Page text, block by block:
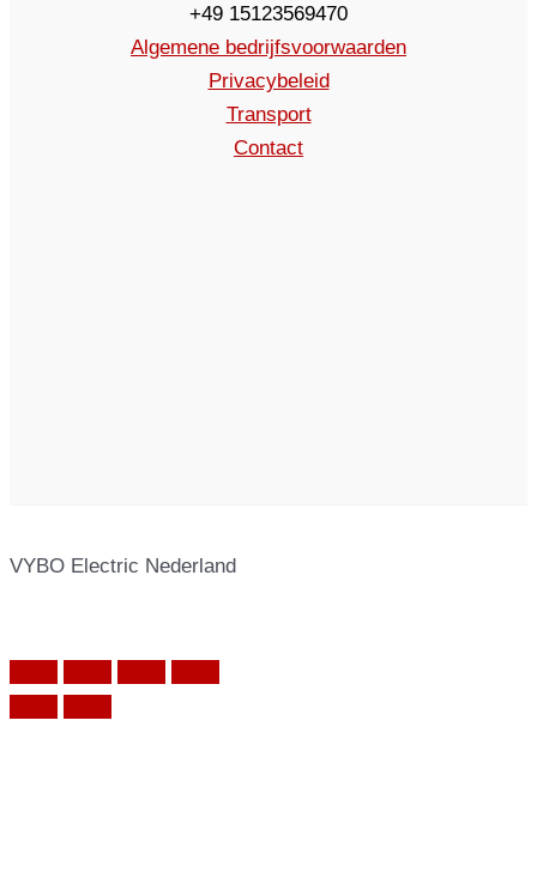
+49 15123569470
Algemene bedrijfsvoorwaarden
Privacybeleid
Transport
Contact
VYBO Electric Nederland